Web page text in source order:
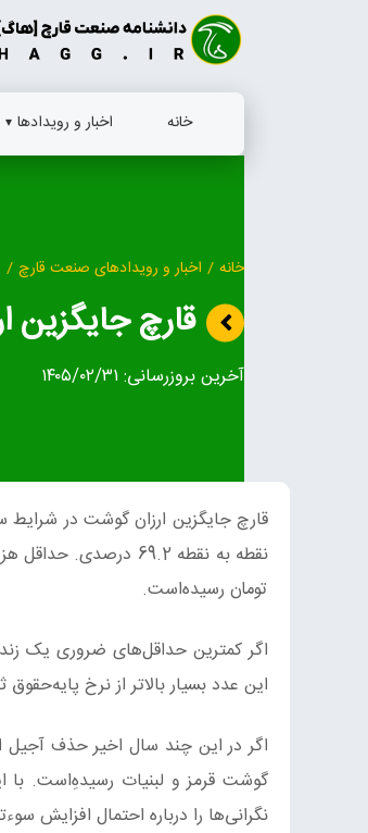
خانه اخبار و رویدادها
خانه / اخبار و رویدادهای صنعت قارچ /
قارچ
آخرین بروزرسانی: ۱۴۰۵/۰۲/۳۱
تومان رسیده‌است.
اگر کمترین حداقل‌‌های ضروری یک
این عدد بسیار بالاتر از نرخ
اگر در این چند سال اخیر حذف آجیل
گوشت قرمز و لبنیات رسیده‌ِاست. با
نگرانی‌ها را درباره احتمال افزایش